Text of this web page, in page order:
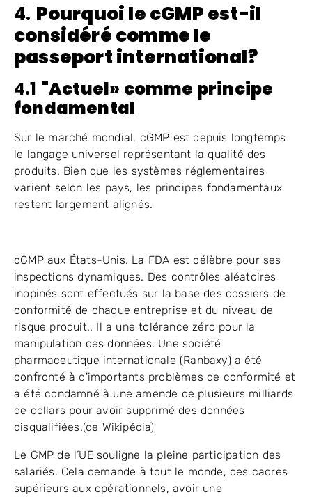
4. Pourquoi le cGMP est-il
considéré comme le
passeport international?
4.1 "Actuel» comme principe
fondamental
Sur le marché mondial, cGMP est depuis longtemps
le langage universel représentant la qualité des
produits. Bien que les systèmes réglementaires
varient selon les pays, les principes fondamentaux
restent largement alignés.
cGMP aux États-Unis. La FDA est célèbre pour ses
inspections dynamiques. Des contrôles aléatoires
inopinés sont effectués sur la base des dossiers de
conformité de chaque entreprise et du niveau de
risque produit.. Il a une tolérance zéro pour la
manipulation des données. Une société
pharmaceutique internationale (Ranbaxy) a été
confronté à d'importants problèmes de conformité et
a été condamné à une amende de plusieurs milliards
de dollars pour avoir supprimé des données
disqualifiées.(de Wikipédia)
Le GMP de l’UE souligne la pleine participation des
salariés. Cela demande à tout le monde, des cadres
supérieurs aux opérationnels, avoir une